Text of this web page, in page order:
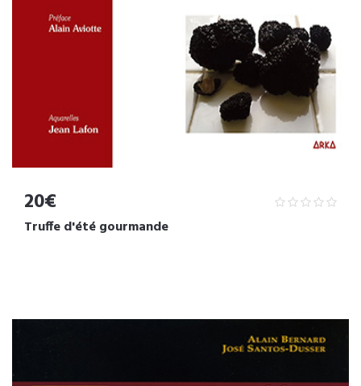
20€
Truffe d'été gourmande